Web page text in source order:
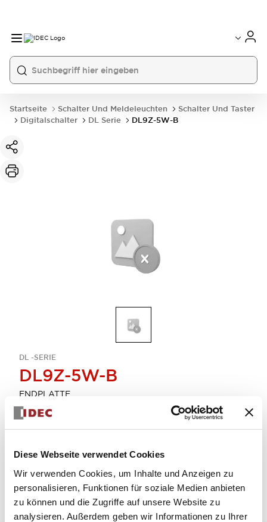
Diese Webseite verwendet Cookies
Wir verwenden Cookies, um Inhalte und Anzeigen zu
personalisieren, Funktionen für soziale Medien anbieten
zu können und die Zugriffe auf unsere Website zu
analysieren. Außerdem geben wir Informationen zu Ihrer
Startseite Schalter Und Meldeleuchten
Schalter Und Taster
Digitalschalter
DL Serie DL9Z-5W-B
DL -SERIE
DL9Z-5W-B
ENDPLATTE
zum Zitat hinzufügen